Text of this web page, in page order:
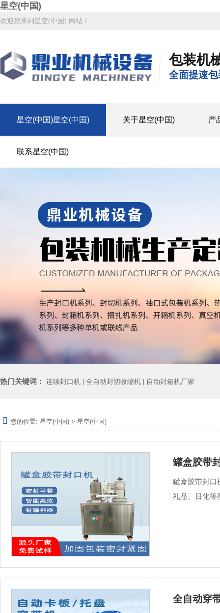
星空(中国)
欢迎您来到星空(中国) 网站！
包装机
全面提速
星空(中国)星空(中国) 关于星空(中国) 产
联系星空(中国)
热门关键词： 连续封口机 全自动封切收缩机 自动封箱机厂家
您的位置: 星空(中国) > 星空(中国)
罐盒胶带
罐盒胶带封口
礼品、日化等
全自动穿